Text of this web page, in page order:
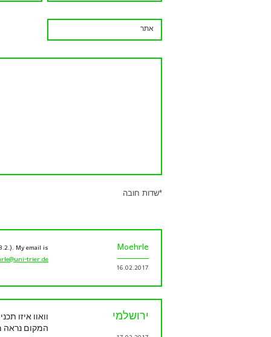
*שדות חובה
My email is:
trier.de
Moehrle
16.02.2017
וואוו איזו
המקום נראה
ירושלמי